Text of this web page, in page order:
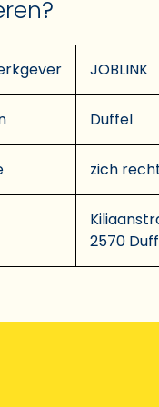
JOBLINK
Duffel
zich
2570